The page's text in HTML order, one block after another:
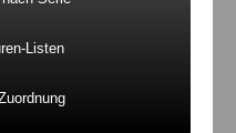
Listen